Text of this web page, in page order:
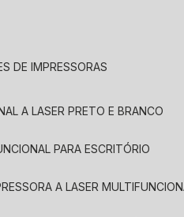
DE IMPRESSORAS
A LASER PRETO E BRANCO
PARA ESCRITÓRIO
A LASER